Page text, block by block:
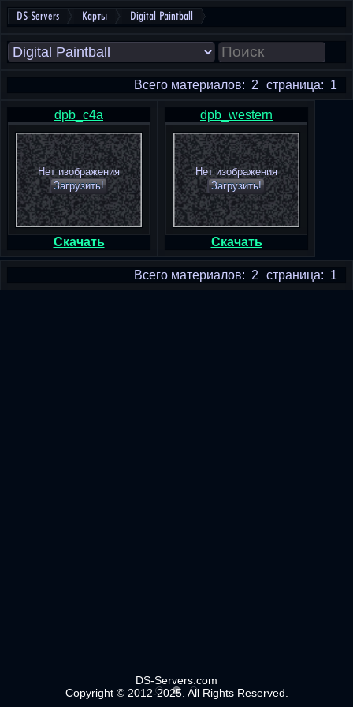
DS-Servers Карты Digital Paintball
страница: 1
Всего материалов: 2
dpb_c4a
Нет изображения
Загрузить!
Скачать
dpb_western
Нет изображения
Загрузить!
Скачать
страница: 1
Всего материалов: 2
DS-Servers.com
Copyright © 2012-2025. All Rights Reserved.